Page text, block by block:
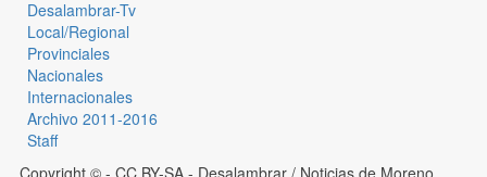
Desalambrar-Tv
Local/Regional
Provinciales
Nacionales
Internacionales
Archivo 2011-2016
Staff
Copyright © - CC BY-SA - Desalambrar / Noticias de Moreno